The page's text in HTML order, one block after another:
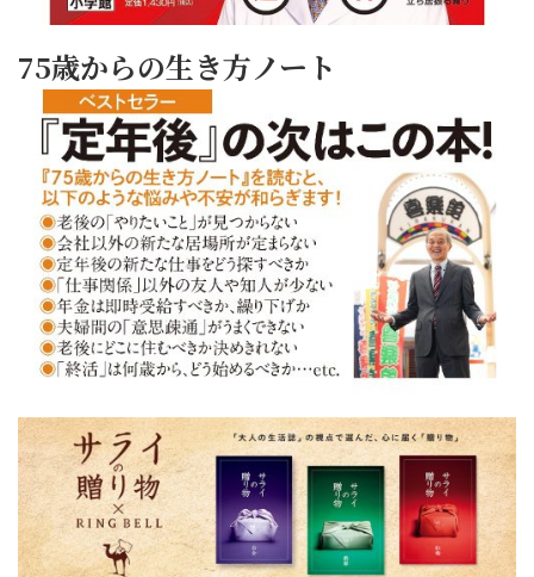
75歳からの生き方ノート